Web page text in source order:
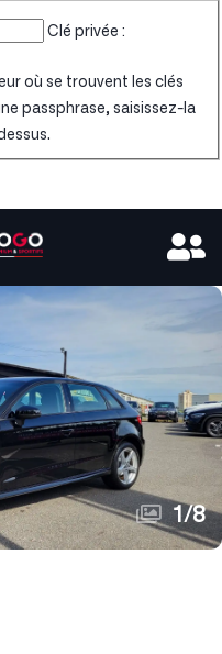
Clé privée :
où se trouvent les clés
passphrase, saisissez-la
1 /8